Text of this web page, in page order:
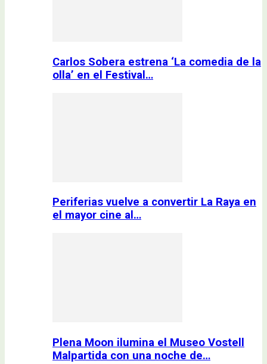
Carlos Sobera estrena ‘La comedia de la
olla’ en el Festival…
Periferias vuelve a convertir La Raya en
el mayor cine al…
Plena Moon ilumina el Museo Vostell
Malpartida con una noche de…